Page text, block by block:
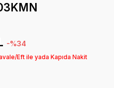
-%34
Eft ile yada Kapıda Nakit